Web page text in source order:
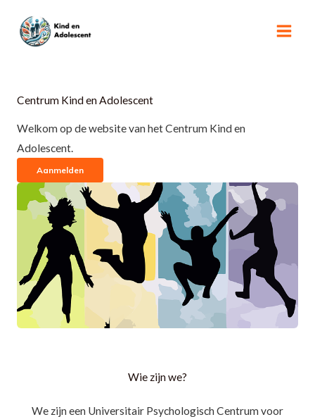
naar
Centrum Kind en Adolescent
Welkom op de website van het Centrum Kind en
Adolescent.
Aanmelden
Wie zijn we?
We zijn een Universitair Psychologisch Centrum voor